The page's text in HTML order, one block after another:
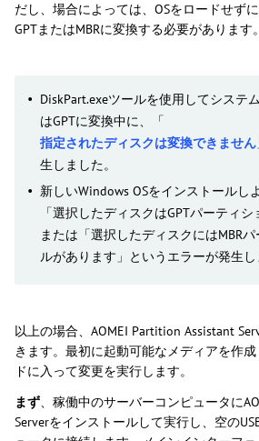
だし、場合によっては、OSをロードせず
GPTまたはMBRに変換する必要があります。
DiskPart.exeツールを使用してシステ
はGPTに変換中に、「
指定されたディスクは変換できません
生しました。
新しいWindows OSをインストールし
「選択したディスクはGPTパーティシ
または「選択したディスクにはMBR
ルがあります」というエラーが発生し
以上の場合、AOMEI Partition Assistant
きます。最初に起動可能なメディアを作
ドに入って変更を実行します。
まず、稼働中のサーバーコンピュータに
Serverをインストールして実行し、空の